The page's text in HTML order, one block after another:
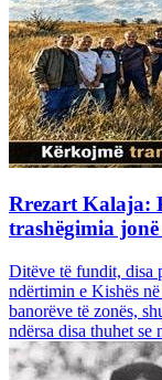
Rrezart Kalaja:
trashëgimia
Ditëve të fundit, disa
ndërtimin e Kishës
banorëve të zonës,
ndërsa disa thuhet